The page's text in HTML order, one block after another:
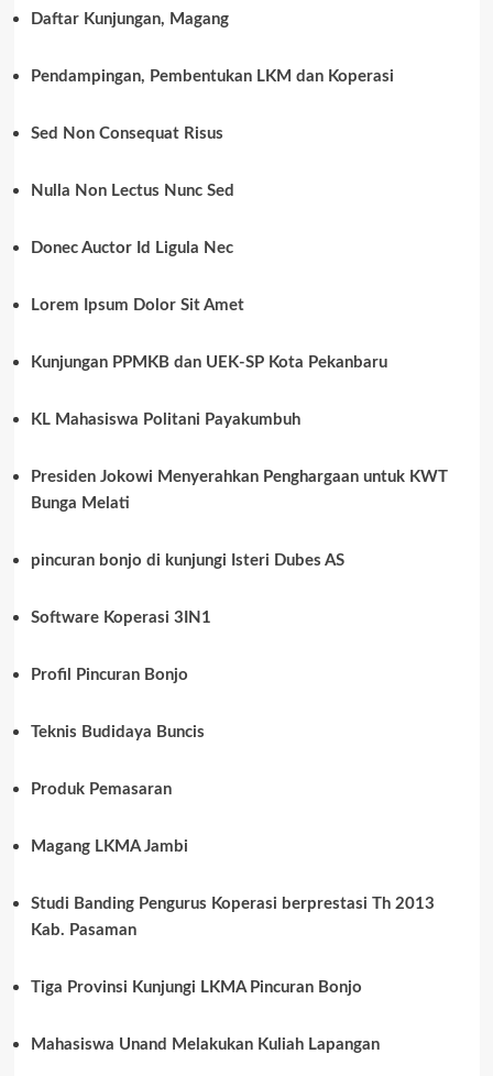
Daftar Kunjungan, Magang
Pendampingan, Pembentukan LKM dan Koperasi
Sed Non Consequat Risus
Nulla Non Lectus Nunc Sed
Donec Auctor Id Ligula Nec
Lorem Ipsum Dolor Sit Amet
Kunjungan PPMKB dan UEK-SP Kota Pekanbaru
KL Mahasiswa Politani Payakumbuh
Presiden Jokowi Menyerahkan Penghargaan untuk KWT
Bunga Melati
pincuran bonjo di kunjungi Isteri Dubes AS
Software Koperasi 3IN1
Profil Pincuran Bonjo
Teknis Budidaya Buncis
Produk Pemasaran
Magang LKMA Jambi
Studi Banding Pengurus Koperasi berprestasi Th 2013
Kab. Pasaman
Tiga Provinsi Kunjungi LKMA Pincuran Bonjo
Mahasiswa Unand Melakukan Kuliah Lapangan